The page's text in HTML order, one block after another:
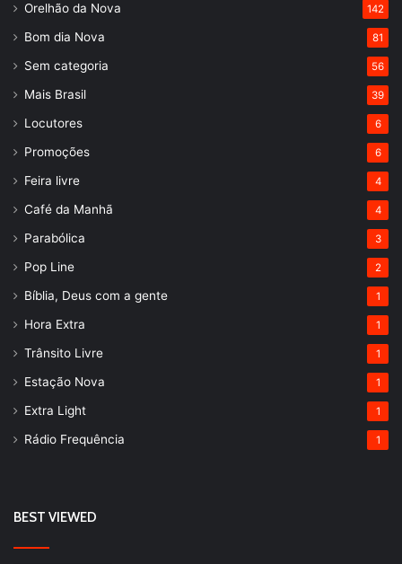
Orelhão da Nova 142
Bom dia Nova 81
Sem categoria 56
Mais Brasil 39
Locutores 6
Promoções 6
Feira livre 4
Café da Manhã 4
Parabólica 3
Pop Line 2
Bíblia, Deus com a gente 1
Hora Extra 1
Trânsito Livre 1
Estação Nova 1
Extra Light 1
Rádio Frequência 1
BEST VIEWED